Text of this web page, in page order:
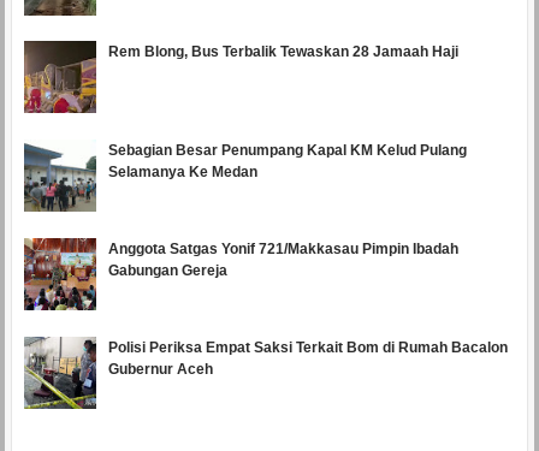
Rem Blong, Bus Terbalik Tewaskan 28 Jamaah Haji
Sebagian Besar Penumpang Kapal KM Kelud Pulang
Selamanya Ke Medan
Anggota Satgas Yonif 721/Makkasau Pimpin Ibadah
Gabungan Gereja
Polisi Periksa Empat Saksi Terkait Bom di Rumah Bacalon
Gubernur Aceh